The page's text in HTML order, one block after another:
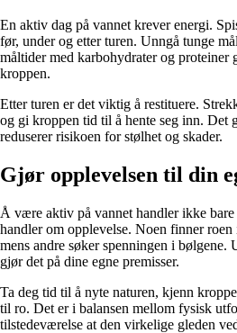
En aktiv dag på vannet krever energi.
før, under og etter turen. Unngå tunge
måltider med karbohydrater og proteiner
kroppen.
Etter turen er det viktig å restituere.
og gi kroppen tid til å hente seg inn. Det
reduserer risikoen for stølhet og skader.
Gjør opplevelsen til din
Å være aktiv på vannet handler ikke
handler om opplevelse. Noen finner
mens andre søker spenningen i bølgene.
gjør det på dine egne premisser.
Ta deg tid til å nyte naturen, kjenn
til ro. Det er i balansen mellom fysisk
tilstedeværelse at den virkelige gleden